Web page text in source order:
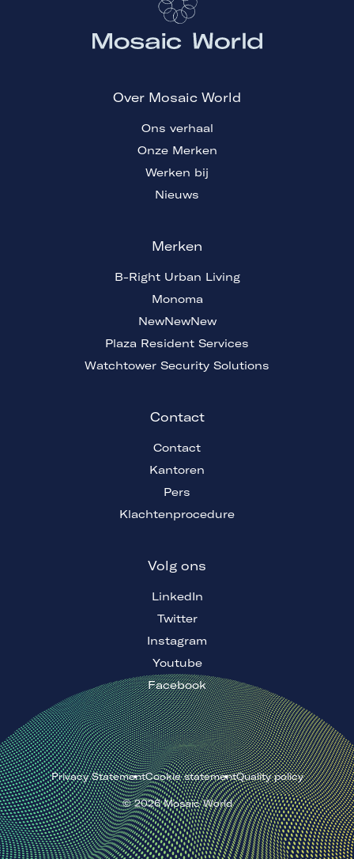
Over Mosaic World
Ons verhaal
Onze Merken
Werken bij
Nieuws
Merken
B-Right Urban Living
Monoma
NewNewNew
Plaza Resident Services
Watchtower Security Solutions
Contact
Contact
Kantoren
Pers
Klachtenprocedure
Volg ons
LinkedIn
Twitter
Instagram
Youtube
Facebook
©2026 Mosaic World
Privacy StatementCookie statementQuality policy